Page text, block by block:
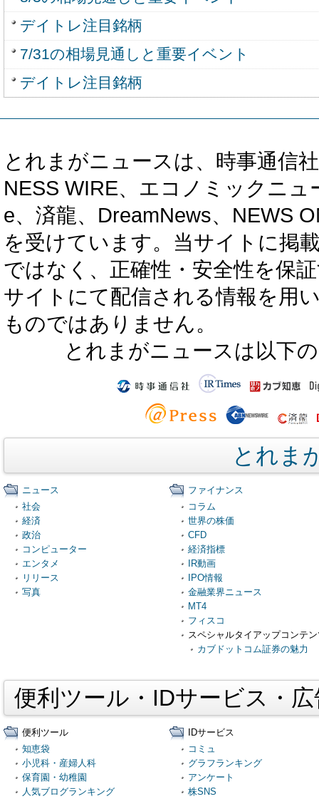
デイトレ注目銘柄
7/31の相場見通しと重要イベント
デイトレ注目銘柄
とれまがニュースは、時事通信
NESS WIRE、エコノミックニ
e、済龍、DreamNews、NEWS
を受けています。当サイトに掲
ではなく、正確性・安全性を保
サイトにて配信される情報を用
ものではありません。
とれまがニュースは以下
とれま
ニュース
社会
経済
政治
コンピューター
エンタメ
リリース
写真
ファイナンス
コラム
世界の株価
CFD
経済指標
IR動画
IPO情報
金融業界ニュース
MT4
フィスコ
スペシャルタイアップコンテ
カブドットコム証券の魅力
便利ツール・IDサービス・
便利ツール
知恵袋
小児科・産婦人科
保育園・幼稚園
人気ブログランキング
IDサービス
コミュ
グラフランキング
アンケート
株SNS